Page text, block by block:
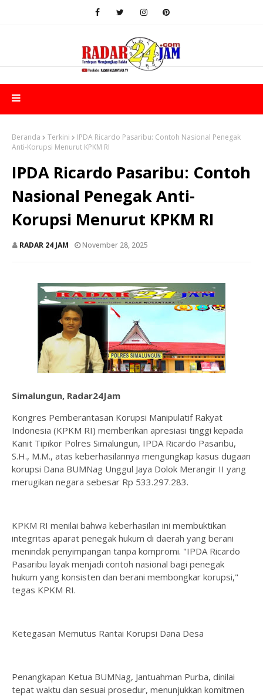
Beranda Terkini
IPDA Ricardo Pasaribu: Contoh Nasional Penegak
Anti-Korupsi Menurut KPKM RI
IPDA Ricardo Pasaribu: Contoh
Nasional Penegak Anti-
Korupsi Menurut KPKM RI
RADAR 24 JAM November 28, 2025
Simalungun, Radar24Jam
Kongres Pemberantasan Korupsi Manipulatif Rakyat
Indonesia (KPKM RI) memberikan apresiasi tinggi kepada
Kanit Tipikor Polres Simalungun, IPDA Ricardo Pasaribu,
S.H., M.M., atas keberhasilannya mengungkap kasus dugaan
korupsi Dana BUMNag Unggul Jaya Dolok Merangir II yang
merugikan negara sebesar Rp 533.297.283.
KPKM RI menilai bahwa keberhasilan ini membuktikan
integritas aparat penegak hukum di daerah yang berani
menindak penyimpangan tanpa kompromi. "IPDA Ricardo
Pasaribu layak menjadi contoh nasional bagi penegak
hukum yang konsisten dan berani membongkar korupsi,"
tegas KPKM RI.
Ketegasan Memutus Rantai Korupsi Dana Desa
Penangkapan Ketua BUMNag, Jantuahman Purba, dinilai
tepat waktu dan sesuai prosedur, menunjukkan komitmen